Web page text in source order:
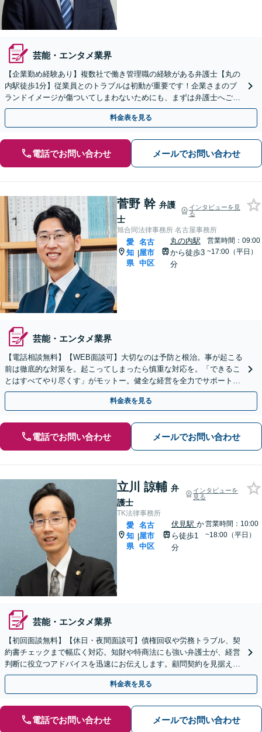
芸能・エンタメ業界
【企業勤め経験あり】複数社で働き管理職の経験がある弁護士【丸の
内駅徒歩1分】従業員とのトラブルは初動が重要です！企業さまのブ
ランドイメージが傷ついてしまわないためにも、まずは弁護士へご相
談ください【売掛金の回収】豊富な解決実績があります
料金表を見る
電話でお問い合わせ メールでお問い合わせ
菅野 幹 弁護
士
インタビューを見
る
旭合同法律事務所 名古屋事務所
愛
知
県
|
名古
屋市
中区
丸の内駅
から徒歩3
分
営業時間：09:00
~17:00（平日）
芸能・エンタメ業界
【電話相談無料】【WEB面談可】大切なのは予防と根治。事が起こる
前は徹底的な対策を。起こってしまったら慎重な対応を。「できるこ
とはすべてやり尽くす」がモットー。健全な経営を全力でサポートい
たします。【丸の内駅3分】【休日面談可】
料金表を見る
電話でお問い合わせ メールでお問い合わせ
立川 諒輔 弁
護士
インタビューを
見る
TK法律事務所
愛
知
県
|
名古
屋市
中区
伏見駅 か
ら徒歩1
分
営業時間：10:00
~18:00（平日）
芸能・エンタメ業界
【初回面談無料】【休日・夜間面談可】債権回収や労務トラブル、契
約書チェックまで幅広く対応。知財や特商法にも強い弁護士が、経営
判断に役立つアドバイスを迅速にお伝えします。顧問契約を見据えた
スポット相談も歓迎。【製造・建設・FC等】
料金表を見る
電話でお問い合わせ メールでお問い合わせ